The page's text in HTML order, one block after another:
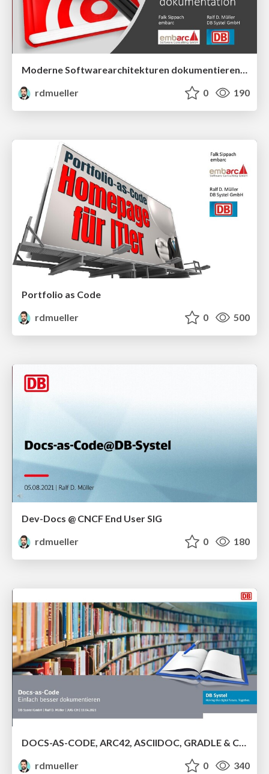
Moderne Softwarearchitekturen dokumentieren und kommunizieren
rdmueller
0 190
Portfolio as Code
rdmueller
0 500
Dev-Docs @ CNCF End User SIG
rdmueller
0 180
DOCS-AS-CODE, ARC42, ASCIIDOC, GRADLE & CO. IM EINSATZ
rdmueller
0 340